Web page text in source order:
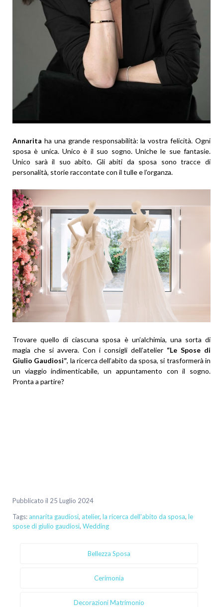
Annarita ha una grande responsabilità: la vostra felicità. Ogni
sposa è unica. Unico è il suo sogno. Uniche le sue fantasie.
Unico sarà il suo abito. Gli abiti da sposa sono tracce di
personalità, storie raccontate con il tulle e l’organza.
Trovare quello di ciascuna sposa è un’alchimia, una sorta di
magia che si avvera. Con i consigli dell’atelier “Le Spose di
Giulio Gaudiosi”, la ricerca dell’abito da sposa, si trasformerà in
un viaggio indimenticabile, un appuntamento con il sogno.
Pronta a partire?
Pubblicato il 25 Luglio 2024
Tags: annarita gaudiosi, atelier, la ricerca dell'abito da sposa, le
spose di giulio gaudiosi, Wedding
Bellezza Sposa
Cerimonia
Decorazioni Matrimonio